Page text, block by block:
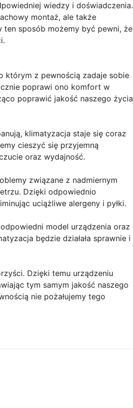
wiedzy i doświadczenia.
montaż, ale także
ten sposób możemy być pewni, że
którym z pewnością zadaje sobie
poprawi ono komfort w
poprawić jakość naszego życia
klimatyzacja staje się coraz
cieszyć się przyjemną
oraz wydajność.
związane z nadmiernym
Dzięki odpowiednio
uciążliwe alergeny i pyłki.
model urządzenia oraz
będzie działała sprawnie i
Dzięki temu urządzeniu
tym samym jakość naszego
nie pożałujemy tego